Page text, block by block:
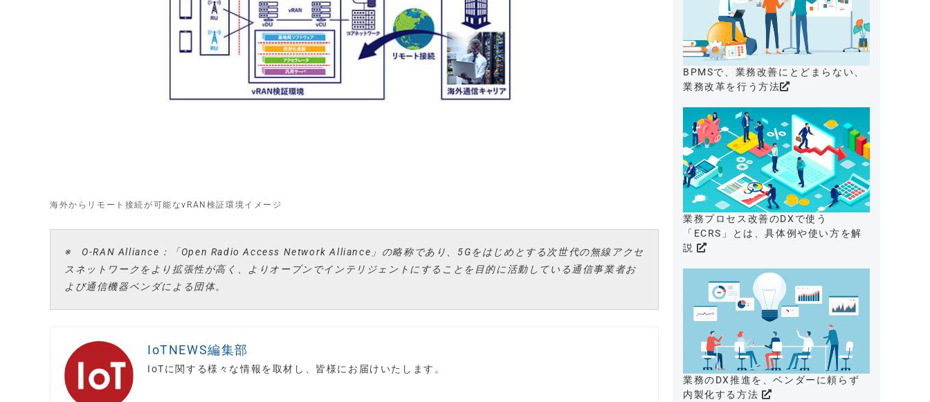
海外からリモート接続が可能なvRAN検証環境イメージ
※ O-RAN Alliance：「Open Radio Access Network Alliance」の略称であり、5Gをはじめとする次世代の無線アクセ
スネットワークをより拡張性が高く、よりオープンでインテリジェントにすることを目的に活動している通信事業者お
よび通信機器ベンダによる団体。
IoTNEWS編集部
IoTに関する様々な情報を取材し、皆様にお届けいたします。
BPMSで、業務改善にとどまらない、
業務改革を行う方法
業務プロセス改善のDXで使う
「ECRS」とは、具体例や使い方を解
説
業務のDX推進を、ベンダーに頼らず
内製化する方法